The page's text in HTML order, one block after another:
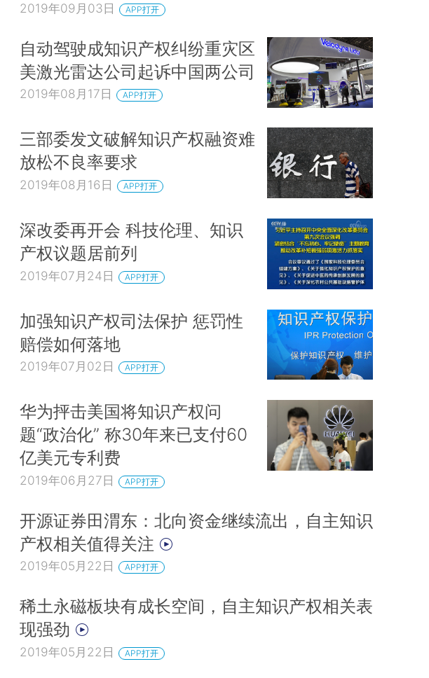
2019年09月03日 APP打开
自动驾驶成知识产权纠纷重灾区
美激光雷达公司起诉中国两公司
2019年08月17日 APP打开
三部委发文破解知识产权融资难
放松不良率要求
2019年08月16日 APP打开
深改委再开会 科技伦理、知识
产权议题居前列
2019年07月24日 APP打开
加强知识产权司法保护 惩罚性
赔偿如何落地
2019年07月02日 APP打开
华为抨击美国将知识产权问
题“政治化” 称30年来已支付60
亿美元专利费
2019年06月27日 APP打开
开源证券田渭东：北向资金继续流出，自主知识
产权相关值得关注
2019年05月22日 APP打开
稀土永磁板块有成长空间，自主知识产权相关表
现强劲
2019年05月22日 APP打开